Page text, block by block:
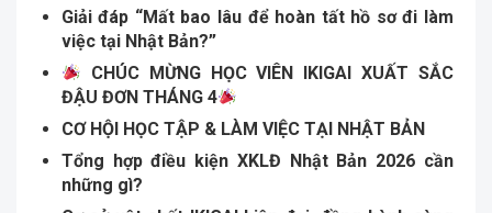
Giải đáp “Mất bao lâu để hoàn tất hồ sơ đi làm
việc tại Nhật Bản?”
CHÚC MỪNG HỌC VIÊN IKIGAI XUẤT SẮC
ĐẬU ĐƠN THÁNG 4
CƠ HỘI HỌC TẬP & LÀM VIỆC TẠI NHẬT BẢN
Tổng hợp điều kiện XKLĐ Nhật Bản 2026 cần
những gì?